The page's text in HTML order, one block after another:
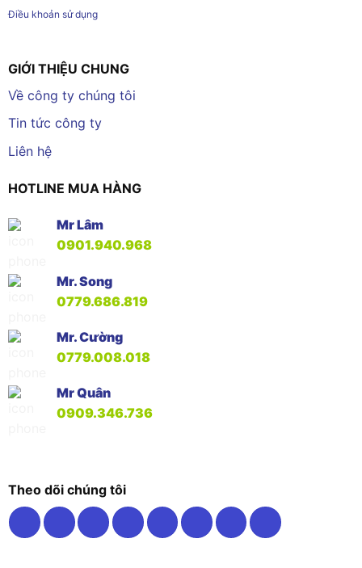
Điều khoản sử dụng
GIỚI THIỆU CHUNG
Về công ty chúng tôi
Tin tức công ty
Liên hệ
HOTLINE MUA HÀNG
Mr Lâm
0901.940.968
Mr. Song
0779.686.819
Mr. Cường
0779.008.018
Mr Quân
0909.346.736
Theo dõi chúng tôi